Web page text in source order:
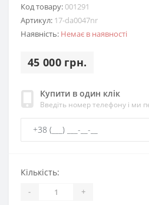
Код товару:001291
Артикул: 17-da0047nr
Наявність: Немає в наявності
45 000 грн.
Купити в один клік
Введіть номер телефону і ми
Кількість:
- +